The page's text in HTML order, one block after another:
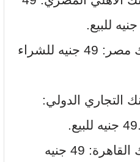
سعر الدولار فى بنك مصر: 49 جنيه للشراء
التجاري الدولي:
سعر الدولار فى بنك القاهرة: 49 جنيه